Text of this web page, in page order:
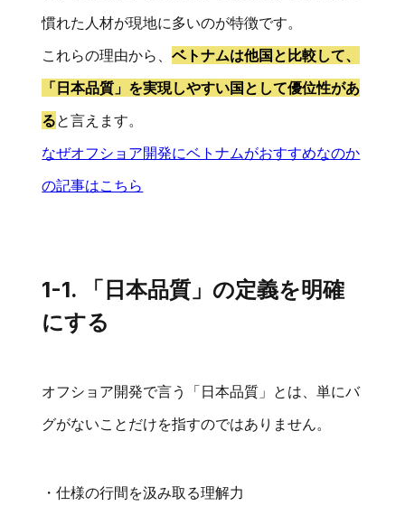
慣れた人材が現地に多いのが特徴です。
これらの理由から、ベトナムは他国と比較して、
「日本品質」を実現しやすい国として優位性があ
ると言えます。
なぜオフショア開発にベトナムがおすすめなのか
の記事はこちら
1-1. 「日本品質」の定義を明確
にする
オフショア開発で言う「日本品質」とは、単にバ
グがないことだけを指すのではありません。
・仕様の行間を汲み取る理解力